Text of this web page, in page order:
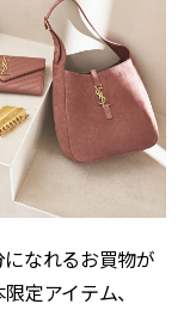
なれるお買物が
定アイテム、